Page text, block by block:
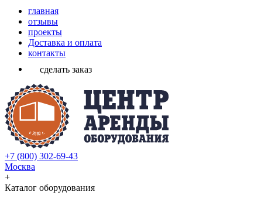
главная
отзывы
проекты
Доставка и оплата
контакты
сделать заказ
+7 (800) 302-69-43
Москва
+
Каталог оборудования